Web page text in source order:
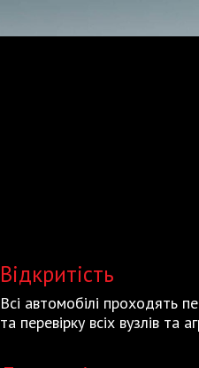
Відкритість
Всі автомобілі проходять
та перевірку всіх вузлів та